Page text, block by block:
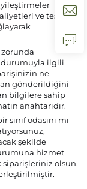
ve teslim
durumuyla ilgili
ne
gönderildiğini
bilgilere sahip
anahtarıdır.
sınıf odasını mı
şekilde
hizmet
olsun,